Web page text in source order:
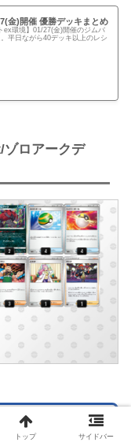
金)開催 優勝デッキまとめ
ex環境】01/27(金)開催のジムバ
平日ながら40デッキ以上のレシ
ゾロアークデ
ドをコピーする。
トップ サイドバー